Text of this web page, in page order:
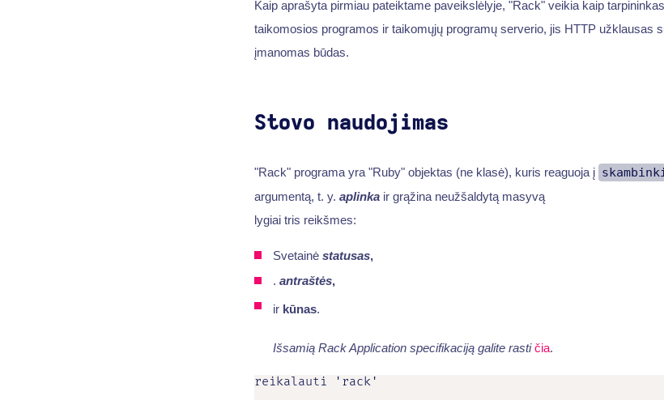
Kaip aprašyta pirmiau pateiktame paveikslėlyje, "Rack" veikia kaip
taikomosios programos ir taikomųjų programų serverio, jis HTTP užklausas
įmanomas būdas.
Stovo naudojimas
"Rack" programa yra "Ruby" objektas (ne klasė), kuris reaguoja į
argumentą, t. y. aplinkair grąžina neužšaldytą masyvą
lygiai tris reikšmes:
Svetainė statusas,
. antraštės,
ir kūnas.
Išsamią Rack Application specifikaciją galite rasti čia.
reikalauti 'rack'